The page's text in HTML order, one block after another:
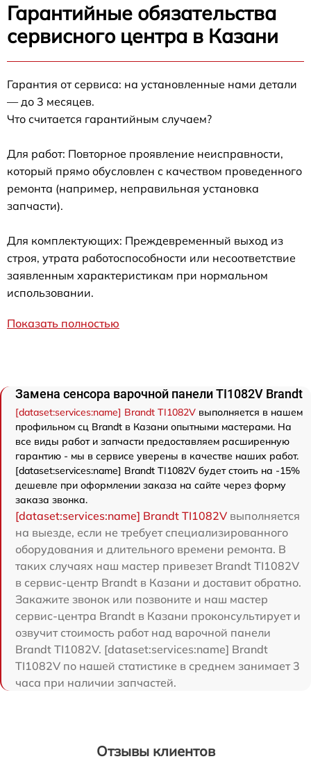
Гарантийные обязательства
сервисного центра в Казани
Гарантия от сервиса: на установленные нами детали
— до 3 месяцев.
Что считается гарантийным случаем?
Для работ: Повторное проявление неисправности,
который прямо обусловлен с качеством проведенного
ремонта (например, неправильная установка
запчасти).
Для комплектующих: Преждевременный выход из
строя, утрата работоспособности или несоответствие
заявленным характеристикам при нормальном
использовании.
Показать полностью
Замена сенсора варочной панели TI1082V Brandt
[dataset:services:name] Brandt TI1082V выполняется в нашем
профильном сц Brandt в Казани опытными мастерами. На
все виды работ и запчасти предоставляем расширенную
гарантию - мы в сервисе уверены в качестве наших работ.
[dataset:services:name] Brandt TI1082V будет стоить на -15%
дешевле при оформлении заказа на сайте через форму
заказа звонка.
[dataset:services:name] Brandt TI1082V выполняется
на выезде, если не требует специализированного
оборудования и длительного времени ремонта. В
таких случаях наш мастер привезет Brandt TI1082V
в сервис-центр Brandt в Казани и доставит обратно.
Закажите звонок или позвоните и наш мастер
сервис-центра Brandt в Казани проконсультирует и
озвучит стоимость работ над варочной панели
Brandt TI1082V. [dataset:services:name] Brandt
TI1082V по нашей статистике в среднем занимает 3
часа при наличии запчастей.
Отзывы клиентов